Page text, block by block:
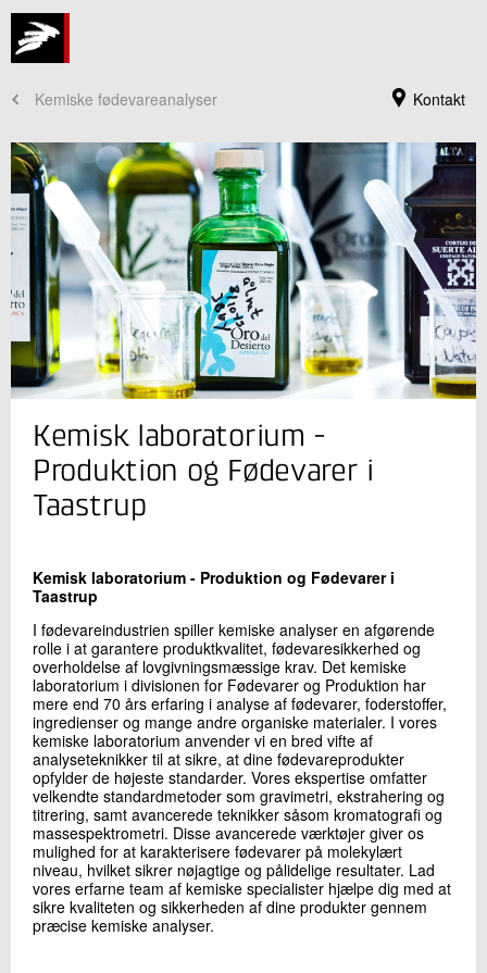
Kontakt
Kemiske fødevareanalyser
Jeg er din kontaktperson
Daniel Halling Breiner
Seniorspecialist
Fødevaresikkerhed og Kvalitet
+45 72 20 22 98
Send e-mail
Skriv til mig
Send
Kemisk laboratorium -
Produktion og Fødevarer i
Taastrup
Kemisk laboratorium - Produktion og Fødevarer i
Taastrup
I fødevareindustrien spiller kemiske analyser en afgørende
rolle i at garantere produktkvalitet, fødevaresikkerhed og
overholdelse af lovgivningsmæssige krav. Det kemiske
laboratorium i divisionen for Fødevarer og Produktion har
mere end 70 års erfaring i analyse af fødevarer, foderstoffer,
ingredienser og mange andre organiske materialer. I vores
kemiske laboratorium anvender vi en bred vifte af
analyseteknikker til at sikre, at dine fødevareprodukter
opfylder de højeste standarder. Vores ekspertise omfatter
velkendte standardmetoder som gravimetri, ekstrahering og
titrering, samt avancerede teknikker såsom kromatografi og
massespektrometri. Disse avancerede værktøjer giver os
mulighed for at karakterisere fødevarer på molekylært
niveau, hvilket sikrer nøjagtige og pålidelige resultater. Lad
vores erfarne team af kemiske specialister hjælpe dig med at
sikre kvaliteten og sikkerheden af dine produkter gennem
præcise kemiske analyser.